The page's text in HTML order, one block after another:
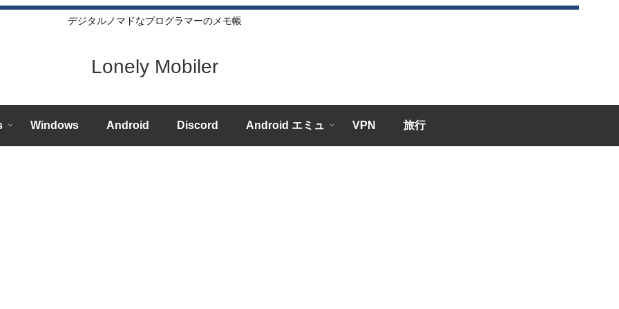
デジタルノマドなプログラマーのメモ帳
Lonely Mobiler
Windows Android Discord Android エミュ VPN 旅行